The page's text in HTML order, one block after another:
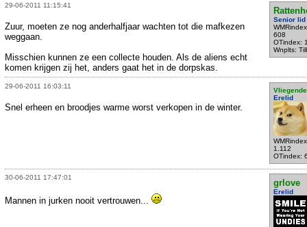
29-06-2011 11:15:41
Senior lid
608
OTindex:
Wnplts:
Zuur, moeten ze nog anderhalfjaar wachten tot die mafkezen
weggaan.
Misschien kunnen ze een collecte houden. Als de aliens echt
komen krijgen zij het, anders gaat het in de dorpskas.
29-06-2011 16:03:11
Erelid
1.112
OTindex:
Snel erheen en broodjes warme worst verkopen in de winter.
30-06-2011 17:47:01
grlove
Erelid
Mannen in jurken nooit vertrouwen...